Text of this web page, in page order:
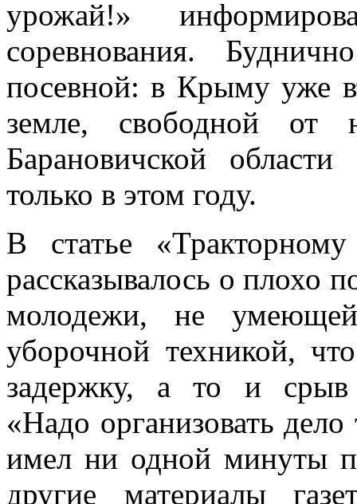
урожай!»
соревнования.
посевной: в Крыму уже
земле, свободной
Барановичской
только в этом году.
В статье
рассказывалось о плохо
молодежи, не
уборочной техникой,
задержку, а то и срыв
«Надо организовать
имел ни одной минуты
другие материалы